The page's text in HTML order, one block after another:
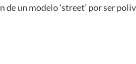
de un modelo ‘street’ por ser